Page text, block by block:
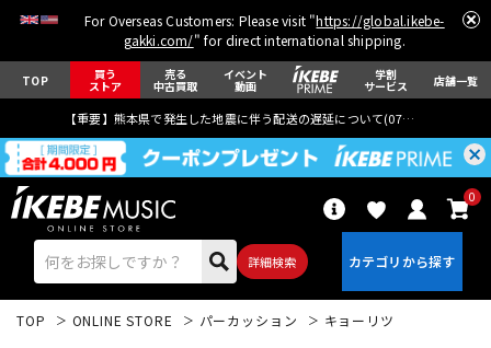
For Overseas Customers: Please visit "https://global.ikebe-
gakki.com/" for direct international shipping.
TOP 買う
ストア
売る
中古買取
イベント
動画
学割
サービス 店舗一覧
【重要】熊本県で発生した地震に伴う配送の遅延について(07月29日
詳細検索
0
TOP ONLINE STORE パーカッション キョーリツ